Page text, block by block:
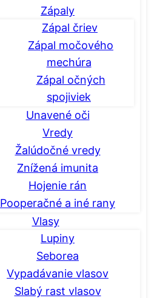
Zápaly
Zápal čriev
Zápal močového
mechúra
Zápal očných
spojiviek
Unavené oči
Vredy
Žalúdočné vredy
Znížená imunita
Hojenie rán
Pooperačné a iné rany
Vlasy
Lupiny
Seborea
Vypadávanie vlasov
Slabý rast vlasov